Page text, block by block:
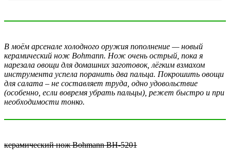
В моём арсенале холодного оружия пополнение — новый
керамический нож Bohmann. Нож очень острый, пока я
нарезала овощи для домашних заготовок, лёгким взмахом
инструмента успела поранить два пальца. Покрошить овощи
для салата – не составляет труда, одно удовольствие
(особенно, если вовремя убрать пальцы), режет быстро и при
необходимости тонко.
керамический нож Bohmann BH-5201